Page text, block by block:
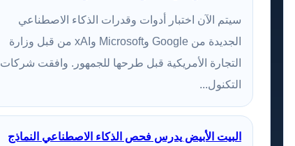
سيتم الآن اختبار أدوات وقدرات الذكاء الاصطناعي
الجديدة من Google وMicrosoft وxAI من قبل وزارة
التجارة الأمريكية قبل طرحها للجمهور. وافقت شركات
التكنول...
البيت الأبيض يدرس فحص الذكاء الاصطناعي النماذج